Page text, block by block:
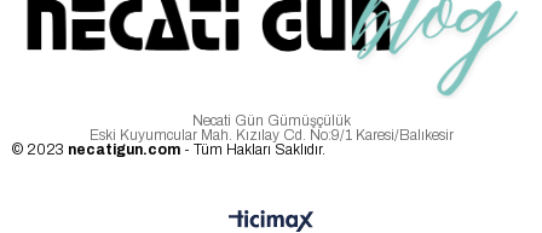
Necati Gün Gümüşçülük
Eski Kuyumcular Mah. Kızılay Cd. No:9/1 Karesi/Balıkesir
© 2023 necatigun.com - Tüm Hakları Saklıdır.